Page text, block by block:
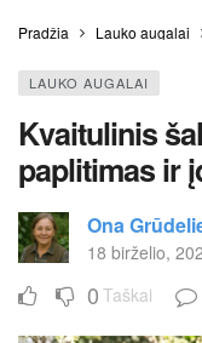
Pradžia Lauko augalai
LAUKO AUGALAI
Kvaitulinis
paplitimas ir
Ona
18 birželio,
0 Taškai